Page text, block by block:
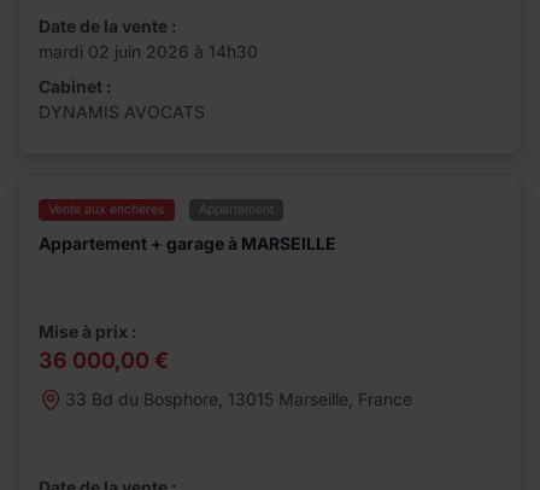
Date de la vente :
mardi 02 juin 2026 à 14h30
Cabinet :
DYNAMIS AVOCATS
Vente aux enchères Appartement
Appartement + garage à MARSEILLE
Mise à prix :
36 000,00 €
33 Bd du Bosphore, 13015 Marseille, France